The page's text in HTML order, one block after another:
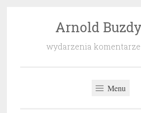
Arnold
wydarzenia
Menu